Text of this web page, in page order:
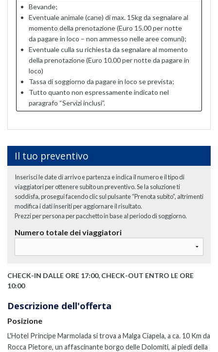
Bevande;
Eventuale animale (cane) di max. 15kg da segnalare al
momento della prenotazione (Euro 15.00 per notte
da pagare in loco – non ammesso nelle aree comuni);
Eventuale culla su richiesta da segnalare al momento
della prenotazione (Euro 10.00 per notte da pagare in
loco)
Tassa di soggiorno da pagare in loco se prevista;
Tutto quanto non espressamente indicato nel
paragrafo “Servizi inclusi”.
Il tuo preventivo
Inserisci le date di arrivo e partenza e indica il numero e il tipo di
viaggiatori per ottenere subito un preventivo. Se la soluzione ti
soddisfa, prosegui facendo clic sul pulsante “Prenota subito”, altrimenti
modifica i dati inseriti per aggiornare il risultato.
Prezzi per persona per pacchetto in base al periodo di soggiorno.
Numero totale dei viaggiatori
CHECK-IN DALLE ORE 17:00, CHECK-OUT ENTRO LE ORE
10:00
Descrizione dell'offerta
Posizione
L'Hotel Principe Marmolada si trova a Malga Ciapela, a ca. 10 Km da
Rocca Pietore, un affascinante borgo delle Dolomiti, ai piedi della